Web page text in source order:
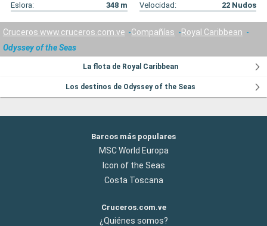
Eslora:
348 m Velocidad: 22 Nudos
Cruceros www.cruceros.com.ve Compañías
Royal Caribbean
Odyssey of the Seas
La flota de Royal Caribbean
Los destinos de Odyssey of the Seas
Barcos más populares
MSC World Europa
Icon of the Seas
Costa Toscana
Cruceros.com.ve
¿Quiénes somos?